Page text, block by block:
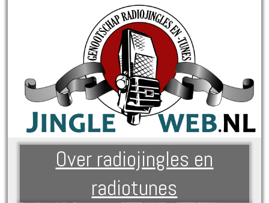
Over radiojingles en
radiotunes